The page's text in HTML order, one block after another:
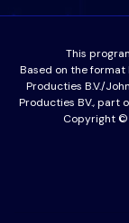
This
Based on the format
Producties B.V./
Producties BV., part
Copyright ©